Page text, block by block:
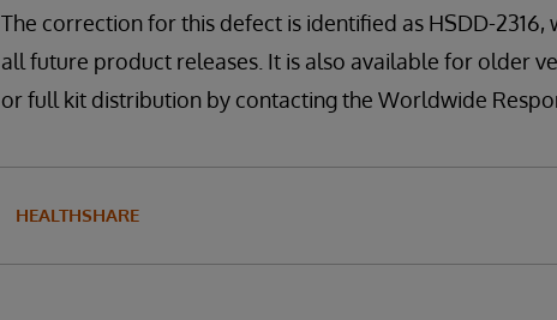
The correction for this defect is identified as HSDD-2316,
all future product releases. It is also available for older
or full kit distribution by contacting the Worldwide
HEALTHSHARE